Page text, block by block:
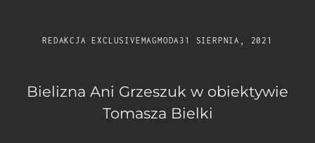
REDAKCJA EXCLUSIVEMAG MODA 31 SIERPNIA, 2021
Bielizna Ani Grzeszuk w obiektywie
Tomasza Bielki